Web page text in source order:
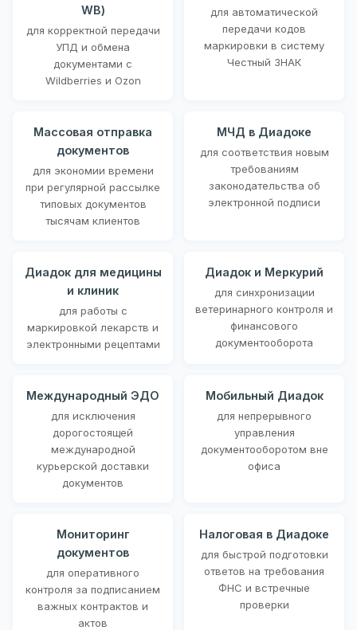
WB)
для корректной передачи
УПД и обмена
документами с
Wildberries и Ozon
для автоматической
передачи кодов
маркировки в систему
Честный ЗНАК
Массовая отправка
документов
для экономии времени
при регулярной рассылке
типовых документов
тысячам клиентов
МЧД в Диадоке
для соответствия новым
требованиям
законодательства об
электронной подписи
Диадок для медицины
и клиник
для работы с
маркировкой лекарств и
электронными рецептами
Диадок и Меркурий
для синхронизации
ветеринарного контроля и
финансового
документооборота
Международный ЭДО
для исключения
дорогостоящей
международной
курьерской доставки
документов
Мобильный Диадок
для непрерывного
управления
документооборотом вне
офиса
Мониторинг
документов
для оперативного
контроля за подписанием
важных контрактов и
актов
Налоговая в Диадоке
для быстрой подготовки
ответов на требования
ФНС и встречные
проверки